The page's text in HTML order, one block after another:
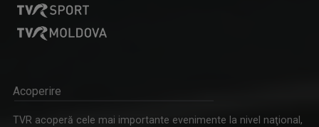
Acoperire
TVR acoperă cele mai importante evenimente la nivel naţional,